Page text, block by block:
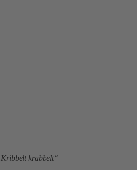
„Kribbelt krabbelt“